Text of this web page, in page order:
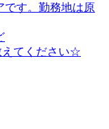
です。勤務地は原
えてください☆